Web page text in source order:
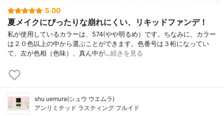
5.00
夏メイクにぴったりな崩れにくい、リキッドファンデ！
私が使用しているカラーは、574(やや明るめ）です。ちなみに、カラー
は２０色以上の中から選ぶことができます。色番号は３桁になってい
て、左が色相（色味）、真ん中が…続きを見る
shu uemura(シュウ ウエムラ)
アンリミテッド ラスティング フルイド